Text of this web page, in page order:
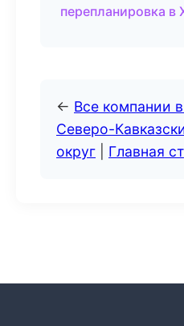
перепланировка в
← Все компании
Северо-
округ
Главная